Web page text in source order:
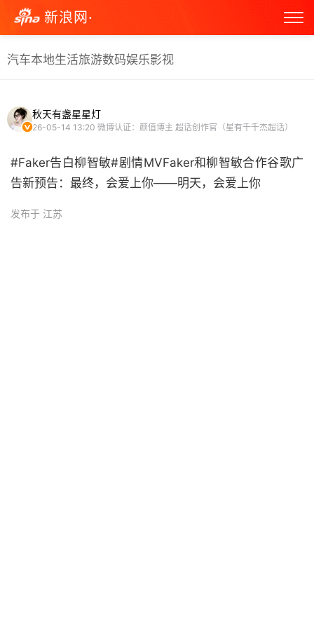
新浪网·
汽车本地生活旅游数码娱乐影视
秋天有盏星星灯
26-05-14 13:20 微博认证：颜值博主 超话创作官（星有千千杰超话）
#Faker告白柳智敏#剧情MVFaker和柳智敏合作谷歌广
告新预告：最终，会爱上你——明天，会爱上你 ​
发布于 江苏